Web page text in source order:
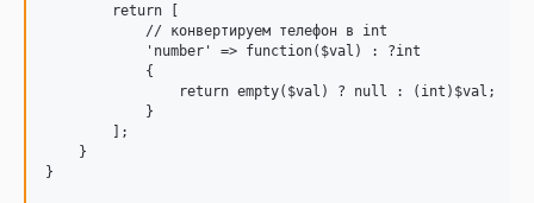
        return [
            // конвертируем телефон в int
            'number' => function($val) : ?int
            {
                return empty($val) ? null : (int)$val;
            }
        ];
    }
}